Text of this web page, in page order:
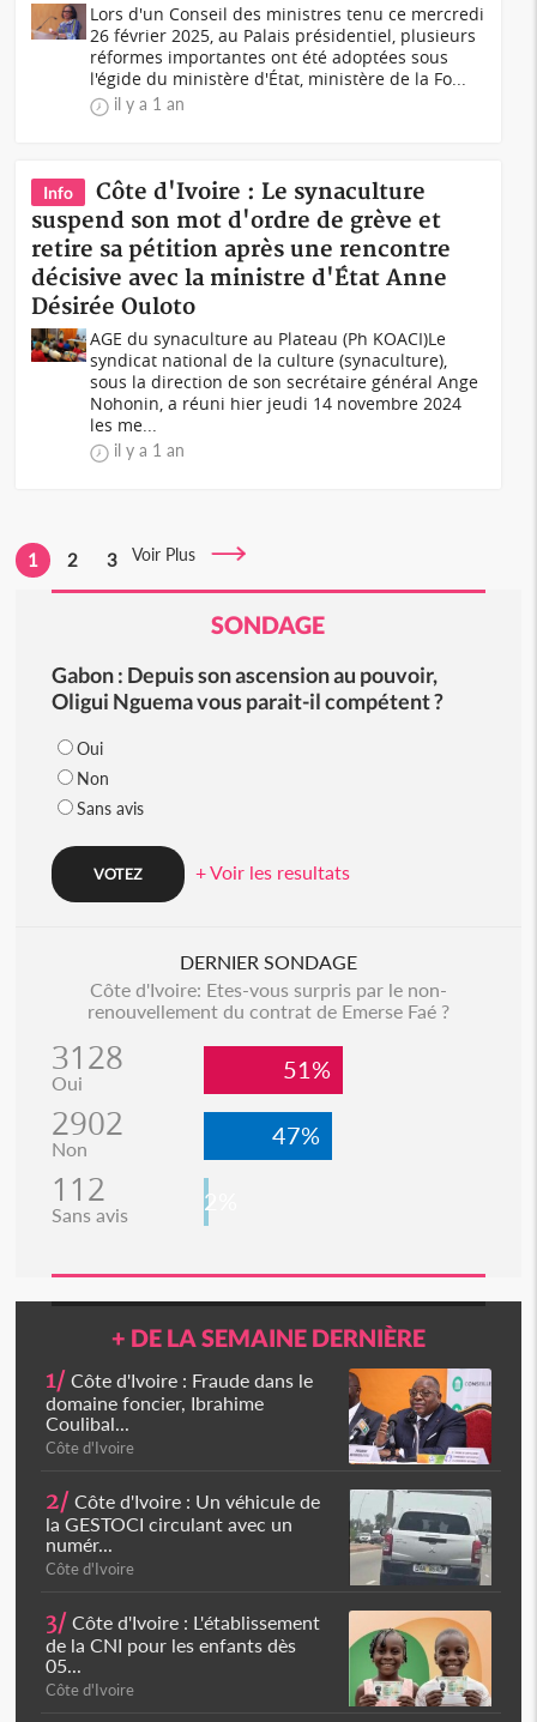
Lors d'un Conseil des ministres tenu ce mercredi
26 février 2025, au Palais présidentiel, plusieurs
réformes importantes ont été adoptées sous
l'égide du ministère d'État, ministère de la Fo...
il y a 1 an
Info
Côte d'Ivoire : Le synaculture
suspend son mot d'ordre de grève et
retire sa pétition après une rencontre
décisive avec la ministre d'État Anne
Désirée Ouloto
AGE du synaculture au Plateau (Ph KOACI)Le
syndicat national de la culture (synaculture),
sous la direction de son secrétaire général Ange
Nohonin, a réuni hier jeudi 14 novembre 2024
les me...
il y a 1 an
1 2 3 Voir Plus
SONDAGE
Gabon : Depuis son ascension au pouvoir,
Oligui Nguema vous parait-il compétent ?
Oui
Non
Sans avis
+ Voir les resultats
DERNIER SONDAGE
Côte d'Ivoire: Etes-vous surpris par le non-
renouvellement du contrat de Emerse Faé ?
3128
Oui 51%
2902
Non 47%
112
Sans avis 2%
+ DE LA SEMAINE DERNIÈRE
1/ Côte d'Ivoire : Fraude dans le
domaine foncier, Ibrahime
Coulibal...
Côte d'Ivoire
2/ Côte d'Ivoire : Un véhicule de
la GESTOCI circulant avec un
numér...
Côte d'Ivoire
3/ Côte d'Ivoire : L'établissement
de la CNI pour les enfants dès
05...
Côte d'Ivoire